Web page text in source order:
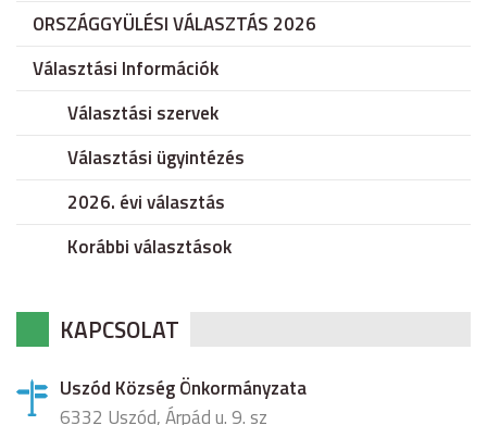
ORSZÁGGYÜLÉSI VÁLASZTÁS 2026
Választási Információk
Választási szervek
Választási ügyintézés
2026. évi választás
Korábbi választások
KAPCSOLAT
Uszód Község Önkormányzata
6332 Uszód, Árpád u. 9. sz